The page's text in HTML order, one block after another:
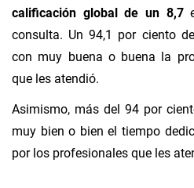
calificación global de un 8,7
consulta. Un 94,1 por ciento
con muy buena o buena la
que les atendió.
Asimismo, más del 94 por
muy bien o bien el tiempo
por los profesionales que les